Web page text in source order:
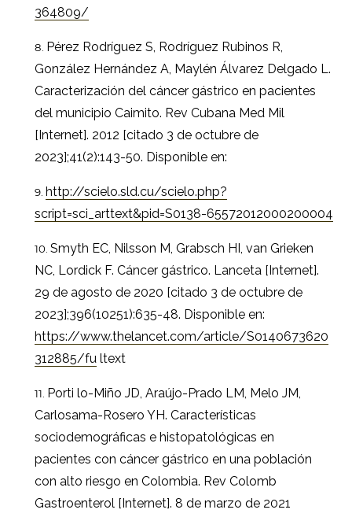
364809/
Pérez Rodríguez S, Rodríguez Rubinos R,
González Hernández A, Maylén Álvarez Delgado L.
Caracterización del cáncer gástrico en pacientes
del municipio Caimito. Rev Cubana Med Mil
[Internet]. 2012 [citado 3 de octubre de
2023];41(2):143-50. Disponible en:
http://scielo.sld.cu/scielo.php?
script=sci_arttext&pid=S0138-65572012000200004
Smyth EC, Nilsson M, Grabsch HI, van Grieken
NC, Lordick F. Cáncer gástrico. Lanceta [Internet].
29 de agosto de 2020 [citado 3 de octubre de
2023];396(10251):635-48. Disponible en:
https://www.thelancet.com/article/S0140673620
312885/fu ltext
Porti lo-Miño JD, Araújo-Prado LM, Melo JM,
Carlosama-Rosero YH. Características
sociodemográficas e histopatológicas en
pacientes con cáncer gástrico en una población
con alto riesgo en Colombia. Rev Colomb
Gastroenterol [Internet]. 8 de marzo de 2021